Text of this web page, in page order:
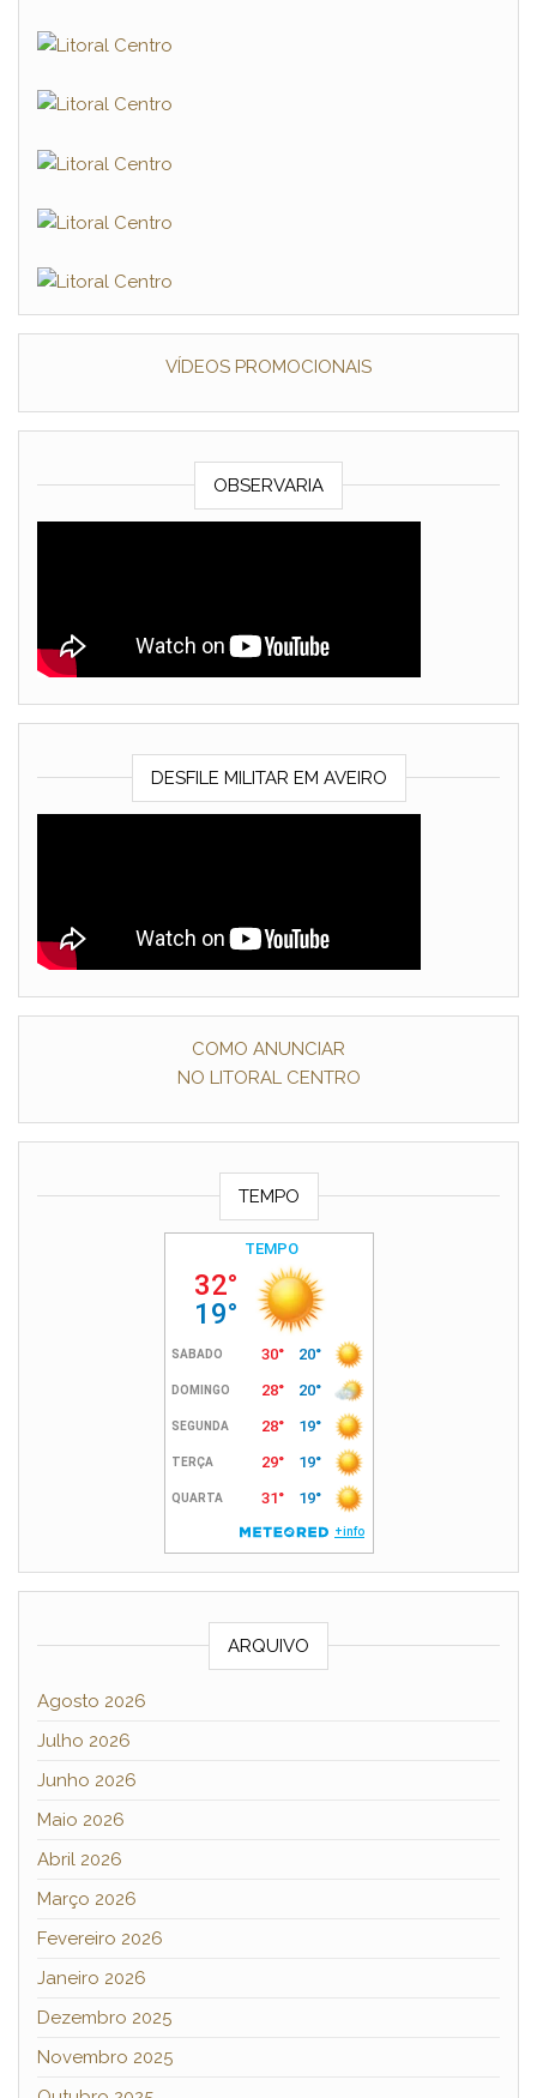
VÍDEOS PROMOCIONAIS
OBSERVARIA
DESFILE MILITAR EM AVEIRO
COMO ANUNCIAR
NO LITORAL CENTRO
TEMPO
ARQUIVO
Agosto 2026
Julho 2026
Junho 2026
Maio 2026
Abril 2026
Março 2026
Fevereiro 2026
Janeiro 2026
Dezembro 2025
Novembro 2025